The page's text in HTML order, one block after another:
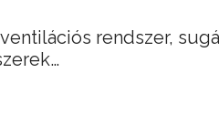
rendszer,